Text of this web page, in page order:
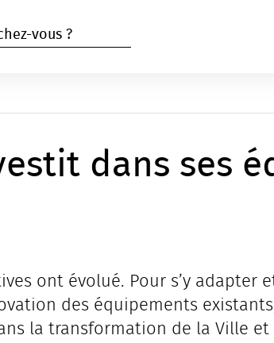
dans ses
ont évolué. Pour s’y adapter
des équipements
la transformation de la Ville